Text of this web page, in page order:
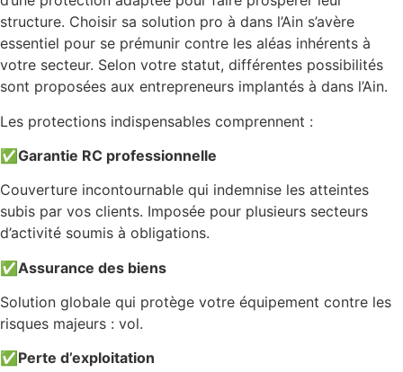
structure. Choisir sa solution pro à dans l’Ain s’avère
essentiel pour se prémunir contre les aléas inhérents à
votre secteur. Selon votre statut, différentes possibilités
sont proposées aux entrepreneurs implantés à dans l’Ain.
Les protections indispensables comprennent :
✅Garantie RC professionnelle
Couverture incontournable qui indemnise les atteintes
subis par vos clients. Imposée pour plusieurs secteurs
d’activité soumis à obligations.
✅Assurance des biens
Solution globale qui protège votre équipement contre les
risques majeurs : vol.
✅ Perte d’exploitation